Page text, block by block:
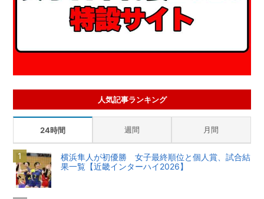
人気記事ランキング
24時間 週間 月間
横浜隼人が初優勝 女子最終順位と個人賞、試合結
果一覧【近畿インターハイ2026】